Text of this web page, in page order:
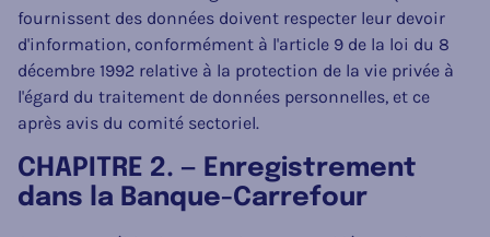
fournissent des données doivent respecter leur devoir
d'information, conformément à l'article 9 de la loi du 8
décembre 1992 relative à la protection de la vie privée à
l'égard du traitement de données personnelles, et ce
après avis du comité sectoriel.
CHAPITRE 2. — Enregistrement
dans la Banque-Carrefour